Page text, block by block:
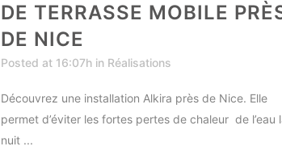
DE TERRASSE MOBILE
DE NICE
Posted at 16:07hin Réalisations
Découvrez une installation Alkira près de Nice. Elle
permet d’éviter les fortes pertes de chaleur de l’eau
nuit ...